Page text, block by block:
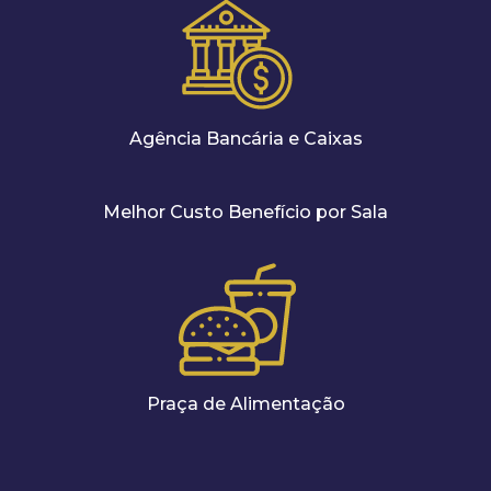
Agência Bancária e Caixas
Melhor Custo Benefício por Sala
Praça de Alimentação